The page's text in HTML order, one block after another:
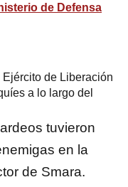
de Defensa
de Liberación
a lo largo del
tuvieron
en la
de Smara.